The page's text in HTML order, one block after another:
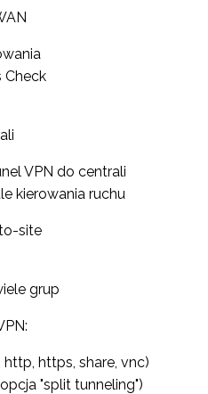
Check
VPN do centrali
kierowania ruchu
site
grup
https, share, vnc)
"split tunneling")